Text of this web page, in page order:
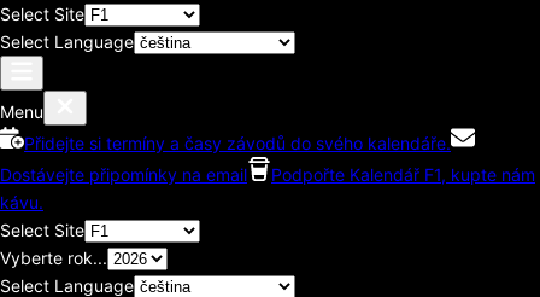
Select Site
Select Language
Menu
Přidejte si termíny a časy závodů do svého kalendáře.
Dostávejte připomínky na email
Podpořte Kalendář F1, kupte nám
kávu.
Select Site
Vyberte rok...
Select Language